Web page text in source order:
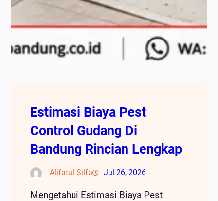
Estimasi Biaya Pest
Control Gudang Di
Bandung Rincian Lengkap
Alifatul Silfa Jul 26, 2026
Mengetahui Estimasi Biaya Pest